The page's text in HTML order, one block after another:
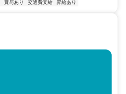
賞与あり 交通費支給 昇給あり